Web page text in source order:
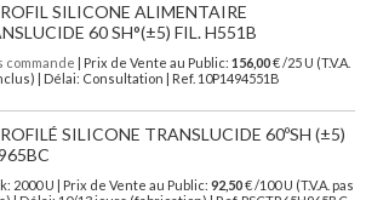
SILICONE ALIMENTAIRE
60 SH°(±5) FIL. H551B
commande | Prix de Vente au Public: 156,00€ /25 U (T.V.A.
| Délai: Consultation | Ref. 10P1494551B
SILICONE TRANSLUCIDE 60ºSH (±5)
2000 U | Prix de Vente au Public: 92,50€/100 U (T.V.A. pas